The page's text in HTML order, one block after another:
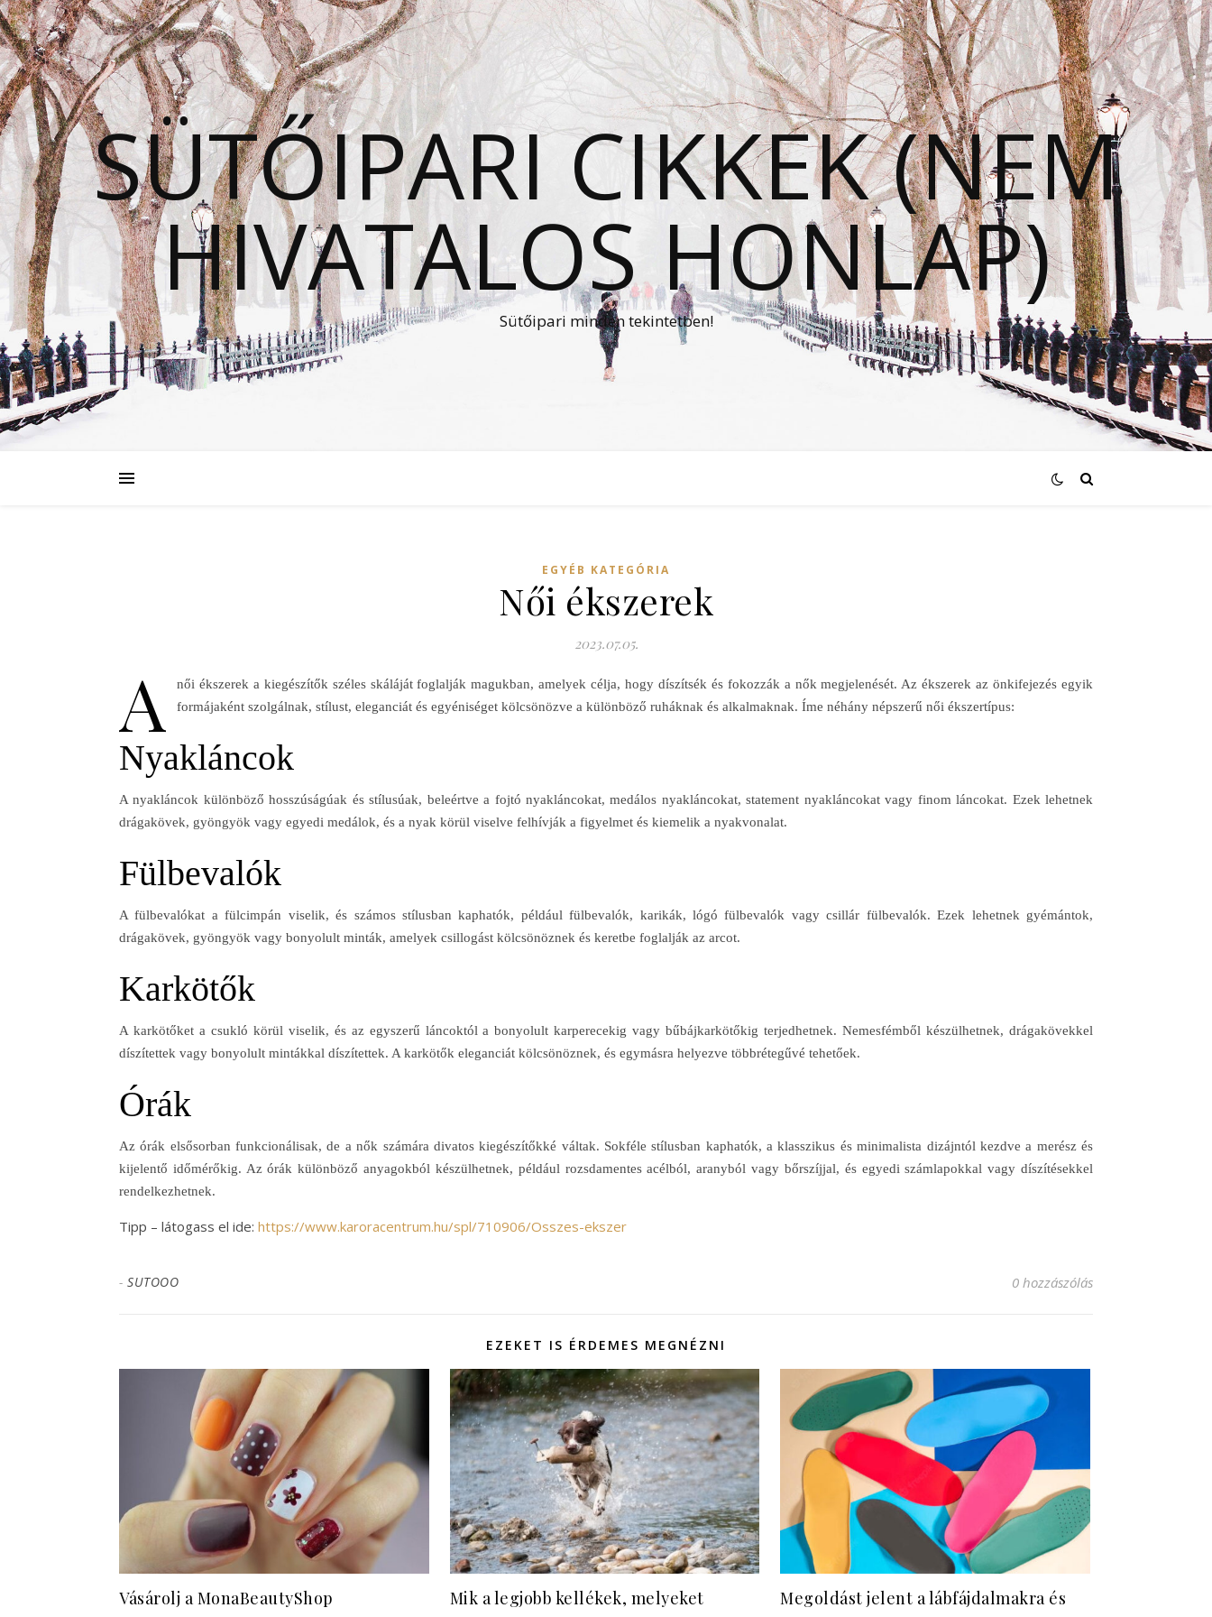
SÜTŐIPARI CIKKEK (NEM
HIVATALOS HONLAP)
Sütőipari minden tekintetben!
EGYÉB KATEGÓRIA
Női ékszerek
2023.07.05.
A
női ékszerek a kiegészítők széles skáláját foglalják magukban, amelyek célja, hogy díszítsék és fokozzák a nők megjelenését. Az ékszerek az önkifejezés egyik
formájaként szolgálnak, stílust, eleganciát és egyéniséget kölcsönözve a különböző ruháknak és alkalmaknak. Íme néhány népszerű női ékszertípus:
Nyakláncok
A nyakláncok különböző hosszúságúak és stílusúak, beleértve a fojtó nyakláncokat, medálos nyakláncokat, statement nyakláncokat vagy finom láncokat. Ezek lehetnek
drágakövek, gyöngyök vagy egyedi medálok, és a nyak körül viselve felhívják a figyelmet és kiemelik a nyakvonalat.
Fülbevalók
A fülbevalókat a fülcimpán viselik, és számos stílusban kaphatók, például fülbevalók, karikák, lógó fülbevalók vagy csillár fülbevalók. Ezek lehetnek gyémántok,
drágakövek, gyöngyök vagy bonyolult minták, amelyek csillogást kölcsönöznek és keretbe foglalják az arcot.
Karkötők
A karkötőket a csukló körül viselik, és az egyszerű láncoktól a bonyolult karperecekig vagy bűbájkarkötőkig terjedhetnek. Nemesfémből készülhetnek, drágakövekkel
díszítettek vagy bonyolult mintákkal díszítettek. A karkötők eleganciát kölcsönöznek, és egymásra helyezve többrétegűvé tehetőek.
Órák
Az órák elsősorban funkcionálisak, de a nők számára divatos kiegészítőkké váltak. Sokféle stílusban kaphatók, a klasszikus és minimalista dizájntól kezdve a merész és
kijelentő időmérőkig. Az órák különböző anyagokból készülhetnek, például rozsdamentes acélból, aranyból vagy bőrszíjjal, és egyedi számlapokkal vagy díszítésekkel
rendelkezhetnek.
Tipp – látogass el ide: https://www.karoracentrum.hu/spl/710906/Osszes-ekszer
- SUTOOO 0 hozzászólás
EZEKET IS ÉRDEMES MEGNÉZNI
Vásárolj a MonaBeautyShop
Mik a legjobb kellékek, melyeket
Megoldást jelent a lábfájdalmakra és